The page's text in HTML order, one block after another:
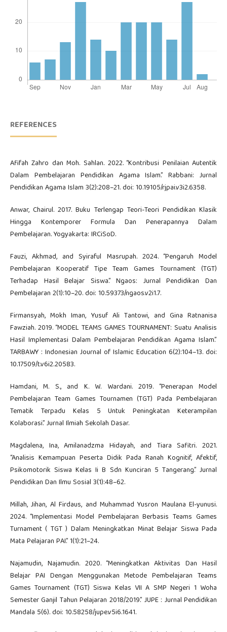
REFERENCES
Afifah Zahro dan Moh. Sahlan. 2022. “Kontribusi Penilaian Autentik
Dalam Pembelajaran Pendidikan Agama Islam.” Rabbani: Jurnal
Pendidikan Agama Islam 3(2):208–21. doi: 10.19105/rjpai.v3i2.6358.
Anwar, Chairul. 2017. Buku Terlengap Teori-Teori Pendidikan Klasik
Hingga Kontemporer Formula Dan Penerapannya Dalam
Pembelajaran. Yogyakarta: IRCiSoD.
Fauzi, Akhmad, and Syiraful Masrupah. 2024. “Pengaruh Model
Pembelajaran Kooperatif Tipe Team Games Tournament (TGT)
Terhadap Hasil Belajar Siswa.” Ngaos: Jurnal Pendidikan Dan
Pembelajaran 2(1):10–20. doi: 10.59373/ngaos.v2i1.7.
Firmansyah, Mokh Iman, Yusuf Ali Tantowi, and Gina Ratnanisa
Fawziah. 2019. “MODEL TEAMS GAMES TOURNAMENT: Suatu Analisis
Hasil Implementasi Dalam Pembelajaran Pendidikan Agama Islam.”
TARBAWY : Indonesian Journal of Islamic Education 6(2):104–13. doi:
10.17509/t.v6i2.20583.
Hamdani, M. S., and K. W. Wardani. 2019. “Penerapan Model
Pembelajaran Team Games Tournamen (TGT) Pada Pembelajaran
Tematik Terpadu Kelas 5 Untuk Peningkatan Keterampilan
Kolaborasi.” Jurnal Ilmiah Sekolah Dasar.
Magdalena, Ina, Amilanadzma Hidayah, and Tiara Safitri. 2021.
“Analisis Kemampuan Peserta Didik Pada Ranah Kognitif, Afektif,
Psikomotorik Siswa Kelas Ii B Sdn Kunciran 5 Tangerang.” Jurnal
Pendidikan Dan Ilmu Sosial 3(1):48–62.
Millah, Jihan, Al Firdaus, and Muhammad Yusron Maulana El-yunusi.
2024. “Implementasi Model Pembelajaran Berbasis Teams Games
Turnament ( TGT ) Dalam Meningkatkan Minat Belajar Siswa Pada
Mata Pelajaran PAI.” 1(1):21–24.
Najamudin, Najamudin. 2020. “Meningkatkan Aktivitas Dan Hasil
Belajar PAI Dengan Menggunakan Metode Pembelajaran Teams
Games Tournament (TGT) Siswa Kelas VII A SMP Negeri 1 Woha
Semester Ganjil Tahun Pelajaran 2018/2019.” JUPE : Jurnal Pendidikan
Mandala 5(6). doi: 10.58258/jupe.v5i6.1641.